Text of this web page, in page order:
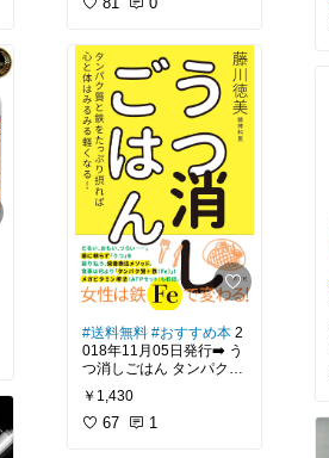
出てたのでスルーした人
も多いかと。。。
個人的な考えですが、病
院は対処療法なので、根
本から改めないといつま
でも同じ事を繰り返すと
思ってます。
透析をしている人でも健
康自主管理しています。
メガビタミンという部分
に引っかかる人も居るか
もしれませんが、そこは
あくまでも次のステージ
です。
最初のステージはアレで
すよ。
もっとシンプルなアレで
す。
#送料無料 #おすすめ本
018年11月05日発行➡️ う
つ消しごはん タンパク質
と鉄をたっぷり摂れば心
と体はみるみる軽くな
る！ 心療内科医の藤川徳
￥1,430
67 1